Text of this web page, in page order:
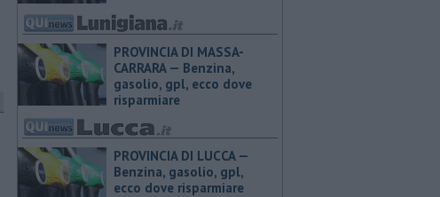
PROVINCIA DI MASSA-
CARRARA — ​Benzina,
gasolio, gpl, ecco dove
risparmiare
PROVINCIA DI LUCCA — ​
Benzina, gasolio, gpl,
ecco dove risparmiare